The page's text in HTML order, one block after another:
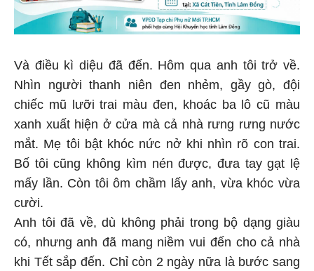
Và điều kì diệu đã đến. Hôm qua anh tôi trở về.
Nhìn người thanh niên đen nhẻm, gầy gò, đội
chiếc mũ lưỡi trai màu đen, khoác ba lô cũ màu
xanh xuất hiện ở cửa mà cả nhà rưng rưng nước
mắt. Mẹ tôi bật khóc nức nở khi nhìn rõ con trai.
Bố tôi cũng không kìm nén được, đưa tay gạt lệ
mấy lần. Còn tôi ôm chầm lấy anh, vừa khóc vừa
cười.
Anh tôi đã về, dù không phải trong bộ dạng giàu
có, nhưng anh đã mang niềm vui đến cho cả nhà
khi Tết sắp đến. Chỉ còn 2 ngày nữa là bước sang